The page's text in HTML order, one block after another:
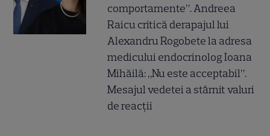
comportamente”. Andreea
Raicu critică derapajul lui
Alexandru Rogobete la adresa
medicului endocrinolog Ioana
Mihăilă: „Nu este acceptabil”.
Mesajul vedetei a stârnit valuri
de reacții